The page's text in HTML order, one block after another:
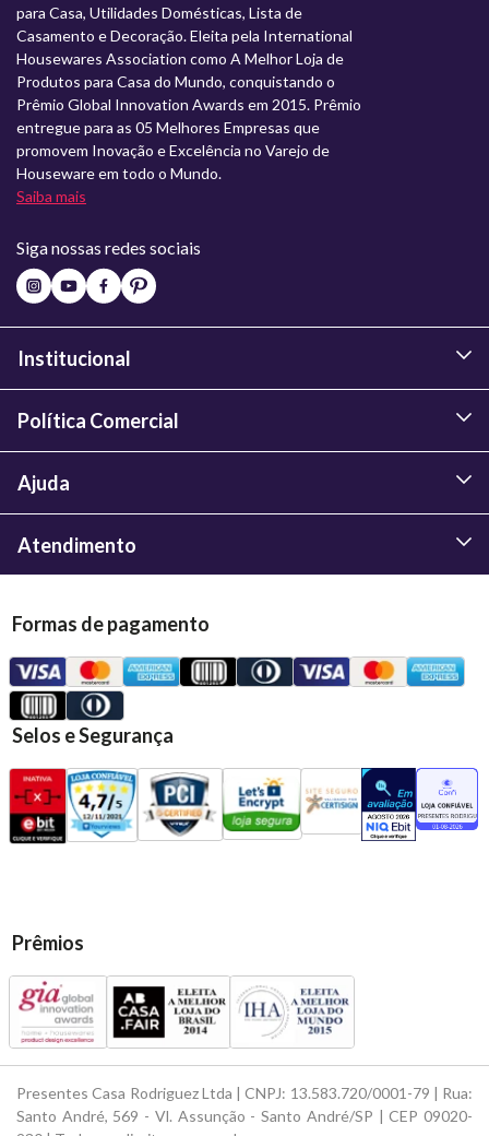
para Casa, Utilidades Domésticas, Lista de
Casamento e Decoração. Eleita pela International
Housewares Association como A Melhor Loja de
Produtos para Casa do Mundo, conquistando o
Prêmio Global Innovation Awards em 2015. Prêmio
entregue para as 05 Melhores Empresas que
promovem Inovação e Excelência no Varejo de
Houseware em todo o Mundo.
Saiba mais
Siga nossas redes sociais
Institucional
Política Comercial
Ajuda
Atendimento
Formas de pagamento
Selos e Segurança
Prêmios
Presentes Casa Rodriguez Ltda | CNPJ: 13.583.720/0001-79 | Rua:
Santo André, 569 - Vl. Assunção - Santo André/SP | CEP 09020-